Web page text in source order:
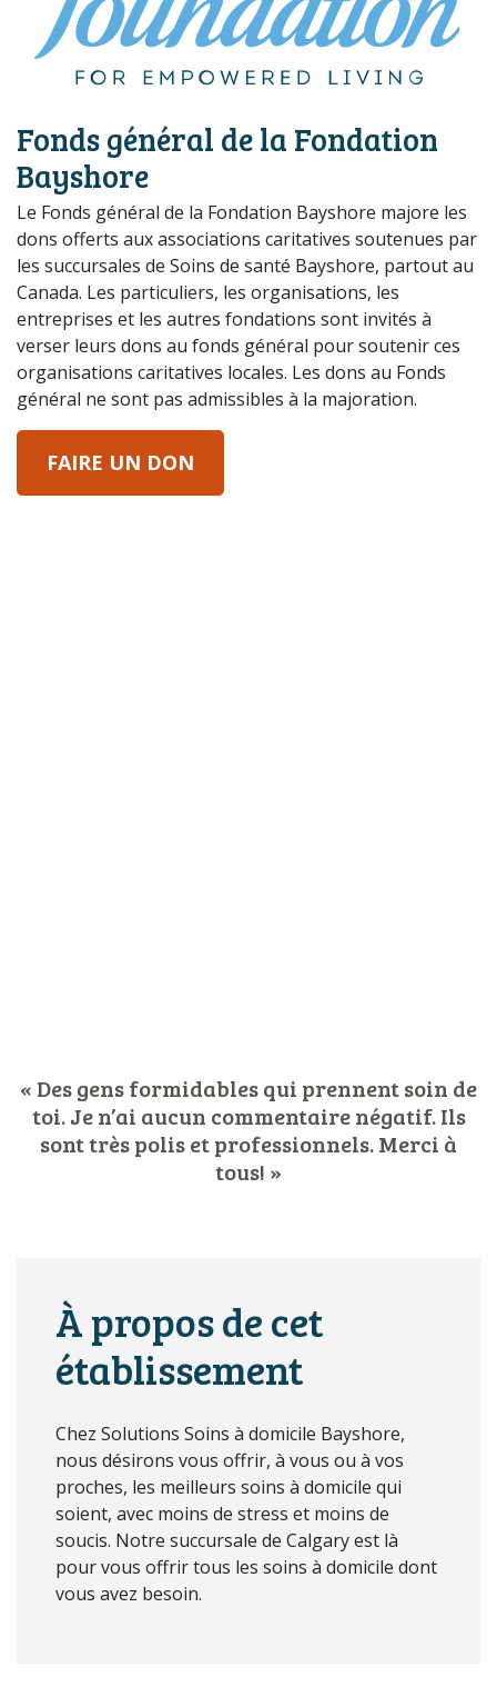
Fonds général de la Fondation
Bayshore
Le Fonds général de la Fondation Bayshore majore les
dons offerts aux associations caritatives soutenues par
les succursales de Soins de santé Bayshore, partout au
Canada. Les particuliers, les organisations, les
entreprises et les autres fondations sont invités à
verser leurs dons au fonds général pour soutenir ces
organisations caritatives locales. Les dons au Fonds
général ne sont pas admissibles à la majoration.
FAIRE UN DON
« Des gens formidables qui prennent soin de
toi. Je n’ai aucun commentaire négatif. Ils
sont très polis et professionnels. Merci à
tous! »
À propos de cet
établissement
Chez Solutions Soins à domicile Bayshore,
nous désirons vous offrir, à vous ou à vos
proches, les meilleurs soins à domicile qui
soient, avec moins de stress et moins de
soucis. Notre succursale de Calgary est là
pour vous offrir tous les soins à domicile dont
vous avez besoin.